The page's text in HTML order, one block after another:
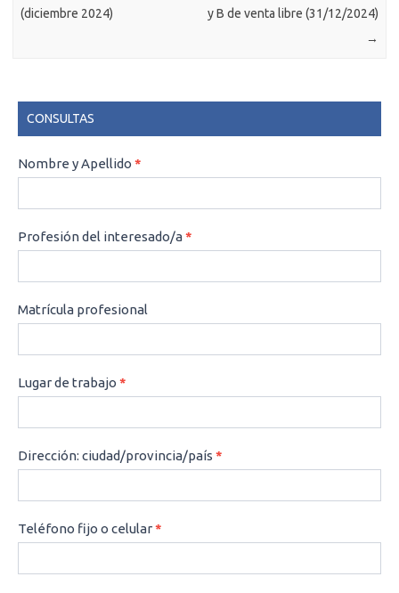
(diciembre 2024)
y B de venta libre (31/12/2024)
→
CONSULTAS
CONSULTAS
Nombre y Apellido *
Profesión del interesado/a*
Matrícula profesional
Lugar de trabajo *
Dirección: ciudad/provincia/país *
Teléfono fijo o celular*